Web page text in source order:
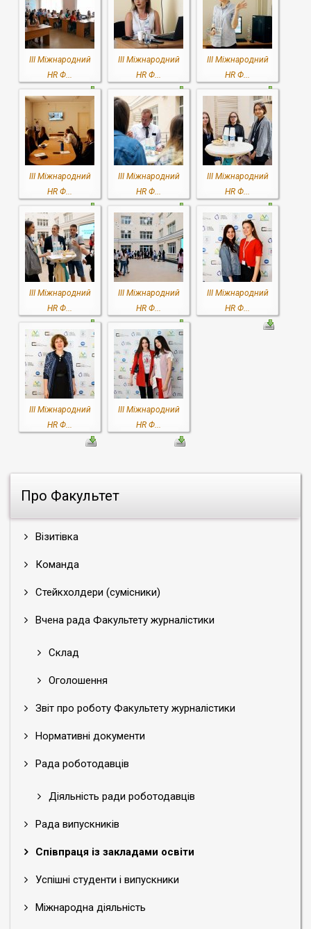
Про Факультет
Візитівка
Команда
Стейкхолдери (сумісники)
Вчена рада Факультету журналістики
Склад
Оголошення
Звіт про роботу Факультету журналістики
Нормативні документи
Рада роботодавців
Діяльність ради роботодавців
Рада випускників
Співпраця із закладами освіти
Успішні студенти і випускники
Міжнародна діяльність
III Міжнародний
HR Ф...
III Міжнародний
HR Ф...
III Міжнародний
HR Ф...
III Міжнародний
HR Ф...
III Міжнародний
HR Ф...
III Міжнародний
HR Ф...
III Міжнародний
HR Ф...
III Міжнародний
HR Ф...
III Міжнародний
HR Ф...
III Міжнародний
HR Ф...
III Міжнародний
HR Ф...